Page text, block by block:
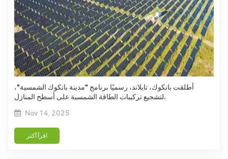
أطلقت بانكوك، تايلاند، رسميًا برنامج "مدينة بانكوك الشمسية"،
لتشجيع تركيبات الطاقة الشمسية على أسطح المنازل.
Nov 14, 2025
اقرأ أكثر